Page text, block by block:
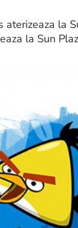
aterizeaza la
la Sun